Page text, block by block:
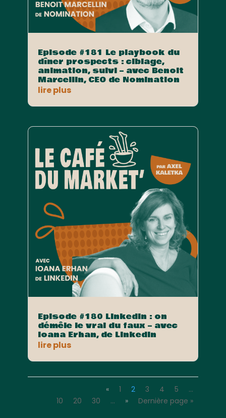
Episode #181 Le playbook du
dîner prospects : ciblage,
animation, suivi – avec Benoit
Marcellin, CEO de Nomination
lire plus
Episode #180 LinkedIn : on
démêle le vrai du faux – avec
Ioana Erhan, de LinkedIn
lire plus
« 1 2 3 4 5
…
10
20 30 … » Dernière page »